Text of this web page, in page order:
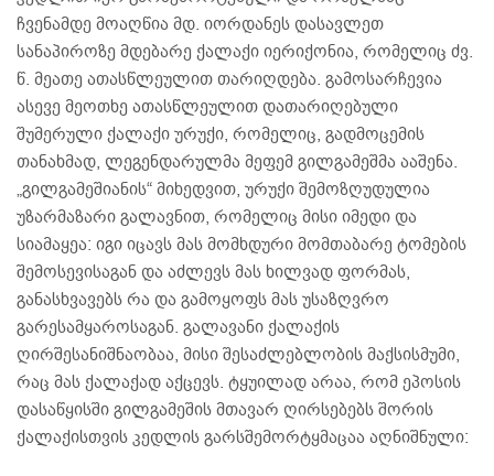
ჩვენამდე მოაღწია მდ. იორდანეს დასავლეთ
სანაპიროზე მდებარე ქალაქი იერიქონია, რომელიც ძვ.
წ. მეათე ათასწლეულით თარიღდება. გამოსარჩევია
ასევე მეოთხე ათასწლეულით დათარიღებული
შუმერული ქალაქი ურუქი, რომელიც, გადმოცემის
თანახმად, ლეგენდარულმა მეფემ გილგამეშმა ააშენა.
„გილგამეშიანის“ მიხედვით, ურუქი შემოზღუდულია
უზარმაზარი გალავნით, რომელიც მისი იმედი და
სიამაყეა: იგი იცავს მას მომხდური მომთაბარე ტომების
შემოსევისაგან და აძლევს მას ხილვად ფორმას,
განასხვავებს რა და გამოყოფს მას უსაზღვრო
გარესამყაროსაგან. გალავანი ქალაქის
ღირშესანიშნაობაა, მისი შესაძლებლობის მაქსისმუმი,
რაც მას ქალაქად აქცევს. ტყუილად არაა, რომ ეპოსის
დასაწყისში გილგამეშის მთავარ ღირსებებს შორის
ქალაქისთვის კედლის გარსშემორტყმაცაა აღნიშნული: